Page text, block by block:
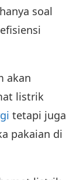
soal
akan
listrik
tetapi juga
pakaian di